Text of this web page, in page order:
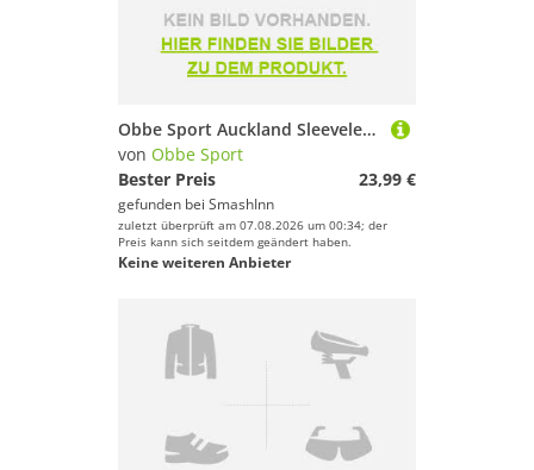
Obbe Sport Auckland Sleeveless T-shirt Grau M Frau
von Obbe Sport
Bester Preis
23,99 €
gefunden bei SmashInn
zuletzt überprüft am 07.08.2026 um 00:34; der
Preis kann sich seitdem geändert haben.
Keine weiteren Anbieter